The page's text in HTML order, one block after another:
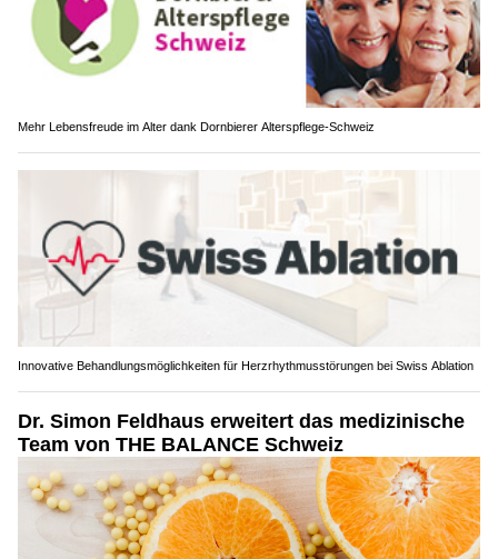
Mehr Lebensfreude im Alter dank Dornbierer Alterspflege-Schweiz
Innovative Behandlungsmöglichkeiten für Herzrhythmusstörungen bei Swiss Ablation
Dr. Simon Feldhaus erweitert das medizinische
Team von THE BALANCE Schweiz